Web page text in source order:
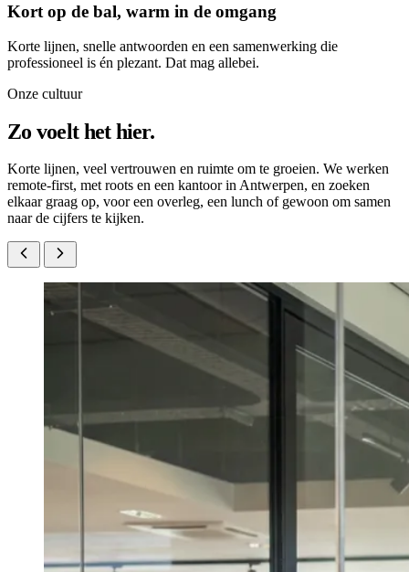
Kort op de bal, warm in de omgang
Korte lijnen, snelle antwoorden en een samenwerking die
professioneel is én plezant. Dat mag allebei.
Onze cultuur
Zo voelt het hier.
Korte lijnen, veel vertrouwen en ruimte om te groeien. We werken
remote-first, met roots en een kantoor in Antwerpen, en zoeken
elkaar graag op, voor een overleg, een lunch of gewoon om samen
naar de cijfers te kijken.